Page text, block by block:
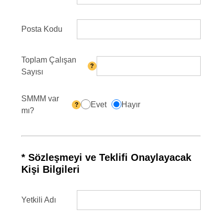
Posta Kodu
Toplam Çalışan
Sayısı
?
SMMM var
mı?
? Evet Hayır
* Sözleşmeyi ve Teklifi Onaylayacak
Kişi Bilgileri
Yetkili Adı